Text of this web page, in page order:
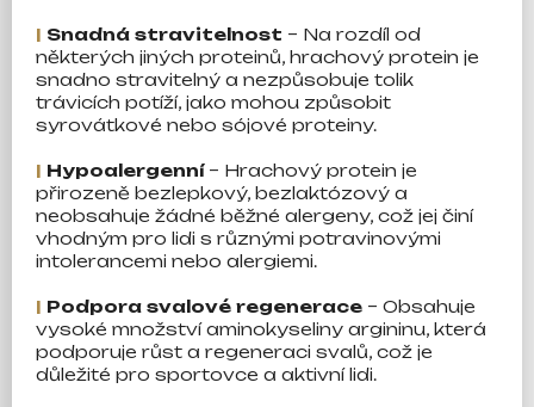
| Snadná stravitelnost – Na rozdíl od
některých jiných proteinů, hrachový protein je
snadno stravitelný a nezpůsobuje tolik
trávicích potíží, jako mohou způsobit
syrovátkové nebo sójové proteiny.
| Hypoalergenní – Hrachový protein je
přirozeně bezlepkový, bezlaktózový a
neobsahuje žádné běžné alergeny, což jej činí
vhodným pro lidi s různými potravinovými
intolerancemi nebo alergiemi.
| Podpora svalové regenerace – Obsahuje
vysoké množství aminokyseliny argininu, která
podporuje růst a regeneraci svalů, což je
důležité pro sportovce a aktivní lidi.